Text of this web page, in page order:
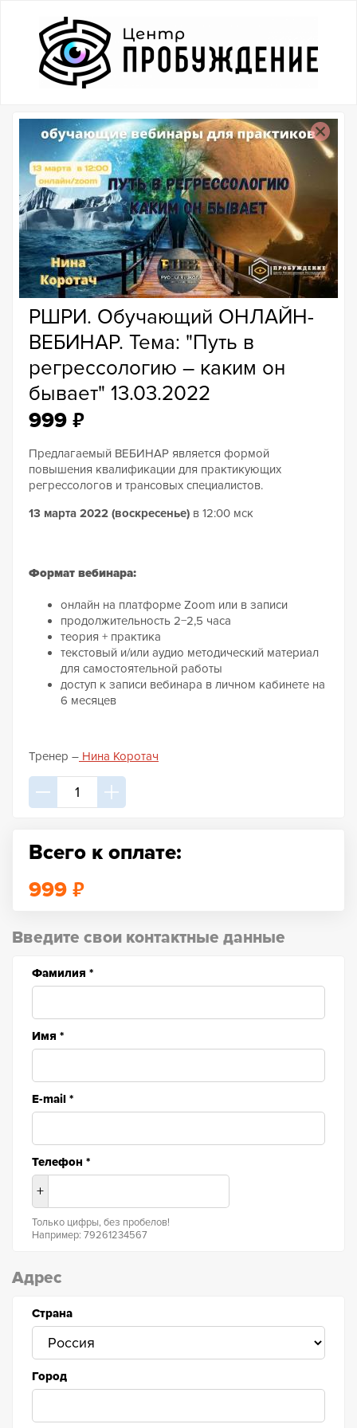
РШРИ. Обучающий ОНЛАЙН-
ВЕБИНАР. Тема: "Путь в
регрессологию – каким он
бывает" 13.03.2022
999 ₽
Предлагаемый ВЕБИНАР является формой
повышения квалификации для практикующих
регрессологов и трансовых специалистов.
13 марта 2022 (воскресенье) в 12:00 мск
Формат вебинара:
онлайн на платформе Zoom или в записи
продолжительность 2−2,5 часа
теория + практика
текстовый и/или аудио методический материал
для самостоятельной работы
доступ к записи вебинара в личном кабинете на
6 месяцев
Тренер – Нина Коротач
Всего к оплате:
999 ₽
Введите свои контактные данные
Фамилия *
Имя *
E-mail *
Телефон *
+
Только цифры, без пробелов!
Например: 79261234567
Адрес
Страна
Город